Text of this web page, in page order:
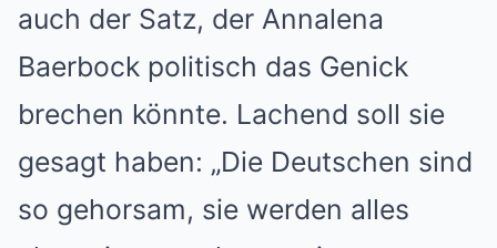
auch der Satz, der Annalena
Baerbock politisch das Genick
brechen könnte. Lachend soll sie
gesagt haben: „Die Deutschen sind
so gehorsam, sie werden alles